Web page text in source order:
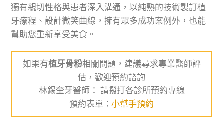
獨有親切性格與患者深入溝通，以純熟的技術製訂植
牙療程、設計微笑曲線，擁有眾多成功案例外，也能
幫助您重新享受美食。
如果有植牙骨粉相關問題，建議尋求專業醫師評
估，歡迎預約諮詢
林錫奎牙醫師： 請撥打各診所預約專線
預約表單： 小幫手預約